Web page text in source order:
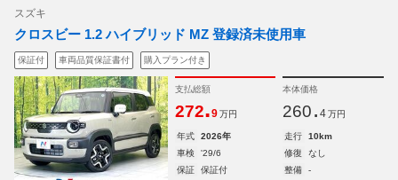
スズキ
クロスビー 1.2 ハイブリッド MZ 登録済未使用車
保証付 車両品質保証書付 購入プラン付き
支払総額
272.9 万円
本体価格
260. 4 万円
年式 2026年 走行
10km
車検
'29/6 修復
なし
保証
保証付 整備
-